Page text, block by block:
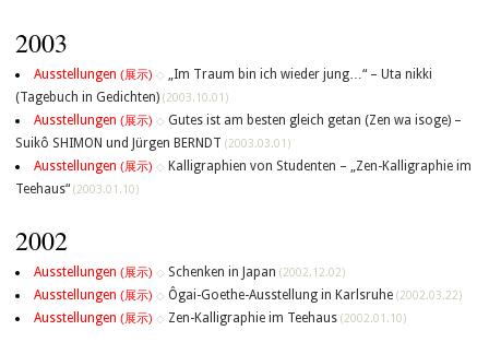
2003
Ausstellungen (展示) ◇ „Im Traum bin ich wieder jung…“ – Uta nikki
(Tagebuch in Gedichten) (2003.10.01)
Ausstellungen (展示) ◇ Gutes ist am besten gleich getan (Zen wa isoge) –
Suikô SHIMON und Jürgen BERNDT (2003.03.01)
Ausstellungen (展示) ◇ Kalligraphien von Studenten – „Zen-Kalligraphie im
Teehaus“ (2003.01.10)
2002
Ausstellungen (展示) ◇ Schenken in Japan (2002.12.02)
Ausstellungen (展示) ◇ Ôgai-Goethe-Ausstellung in Karlsruhe (2002.03.22)
Ausstellungen (展示) ◇ Zen-Kalligraphie im Teehaus (2002.01.10)